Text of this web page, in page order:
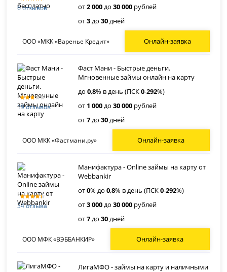
6 отзывов
от2 000до30 000 рублей
от3до30дней
ООО «МКК «Варенье Кредит» Онлайн-заявка
19 отзывов
Фаст Мани - Быстрые деньги.
Мгновенные займы онлайн на карту
до0,8% в день (ПСК0-292%)
от 1 000до30 000 рублей
от7до30дней
ООО МКК «Фастмани.ру» Онлайн-заявка
34 отзыва
Манифактура - Online займы на карту от
Webbankir
от0% до0,8% в день (ПСК0-292%)
от3 000до30 000 рублей
от7до30дней
ООО МФК «ВЭББАНКИР» Онлайн-заявка
ЛигаМФО - займы на карту и наличными